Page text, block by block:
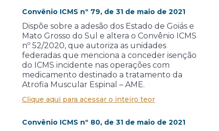
Convênio ICMS nº 79, de 31 de maio de 2021
Dispõe sobre a adesão dos Estado de Goiás e
Mato Grosso do Sul e altera o Convênio ICMS
nº 52/2020, que autoriza as unidades
federadas que menciona a conceder isenção
do ICMS incidente nas operações com
medicamento destinado a tratamento da
Atrofia Muscular Espinal – AME.
Clique aqui para acessar o inteiro teor
Convênio ICMS nº 80, de 31 de maio de 2021